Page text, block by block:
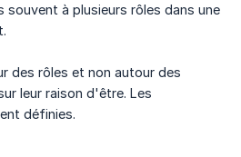
souvent à plusieurs rôles dans une
des rôles et non autour des
leur raison d'être. Les
définies.